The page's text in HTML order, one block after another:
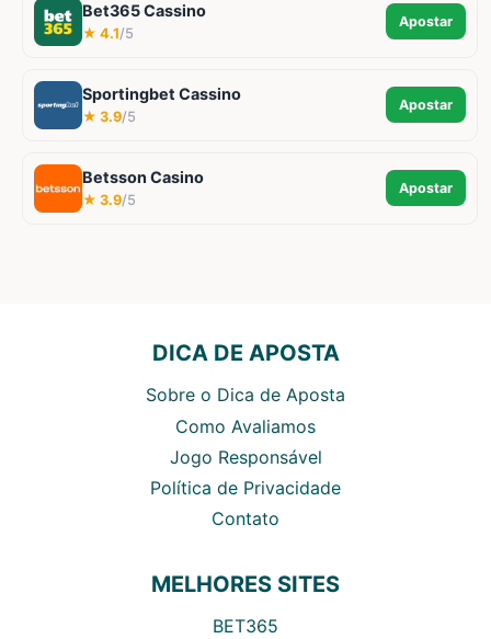
Bet365 Cassino
★ 4.1/5
Apostar
Sportingbet Cassino
★ 3.9/5
Apostar
Betsson Casino
★ 3.9/5
Apostar
DICA DE APOSTA
Sobre o Dica de Aposta
Como Avaliamos
Jogo Responsável
Política de Privacidade
Contato
MELHORES SITES
BET365